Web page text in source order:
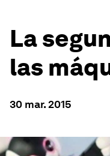
La
las
30 mar. 2015